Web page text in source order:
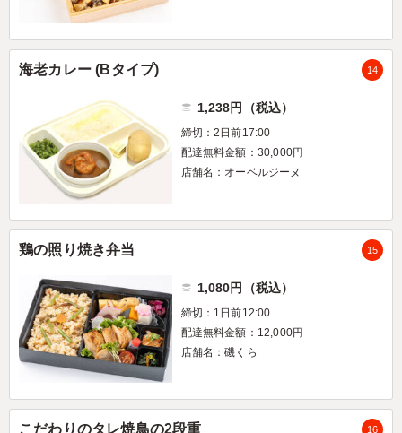
海老カレー (Bタイプ) 14
1,238円（税込）
締切：2日前17:00
配達無料金額：30,000円
店舗名：オーベルジーヌ
鶏の照り焼き弁当 15
1,080円（税込）
締切：1日前12:00
配達無料金額：12,000円
店舗名：磯くら
こだわりのタレ焼鳥の2段重 16